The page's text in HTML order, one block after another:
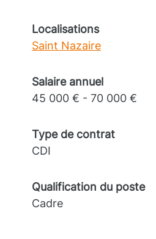
Localisations
Saint Nazaire
Salaire annuel
45 000 € - 70 000 €
Type de contrat
CDI
Qualification du poste
Cadre